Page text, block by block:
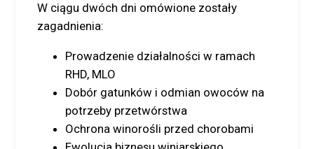
W ciągu dwóch dni omówione zostały
zagadnienia:
Prowadzenie działalności w ramach
RHD, MLO
Dobór gatunków i odmian owoców na
potrzeby przetwórstwa
Ochrona winorośli przed chorobami